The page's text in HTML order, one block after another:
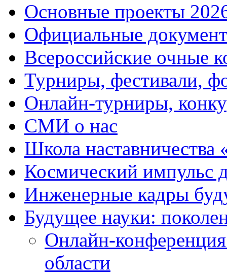
Основные проекты
Официальные
Всероссийские очные
Турниры, фестивали,
Онлайн-турниры,
СМИ о нас
Школа
Космический импульс
Инженерные кадры
Будущее науки:
Онлайн-
области